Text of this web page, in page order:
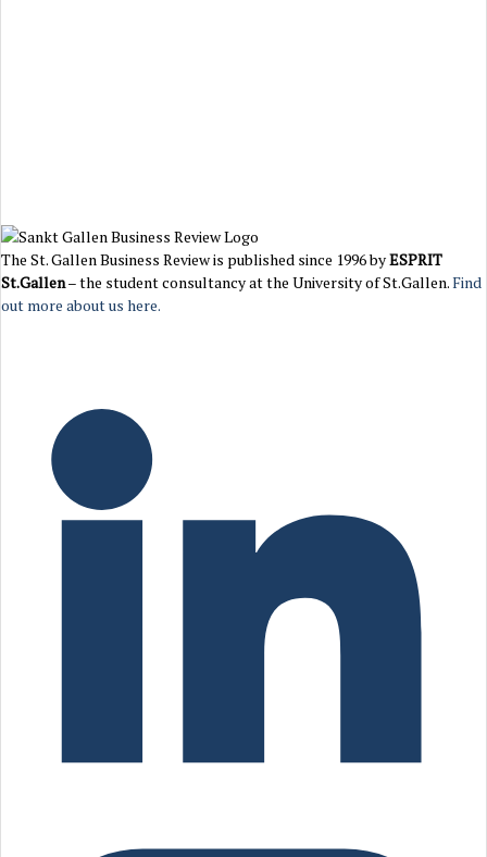
The St. Gallen Business Review is published since 1996 byESPRIT
St.Gallen– the student consultancy at the University of St.Gallen.Find
out more about us here.